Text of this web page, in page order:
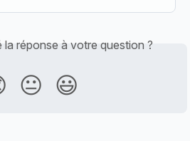
réponse à votre question ?
😐 😃